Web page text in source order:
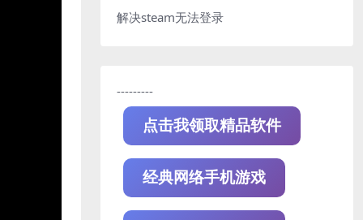
解决steam无法登录
---------
点击我领取精品软件
经典网络手机游戏